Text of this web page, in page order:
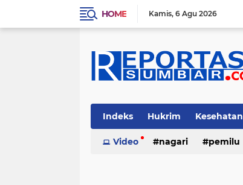
HOME Kamis 6 Agu 2026
Indeks Hukrim Kesehatan
Video nagari pemilu